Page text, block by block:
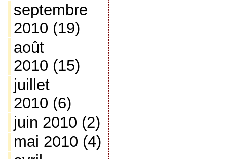
septembre
2010 (19)
août
2010 (15)
juillet
2010 (6)
juin 2010 (2)
mai 2010 (4)